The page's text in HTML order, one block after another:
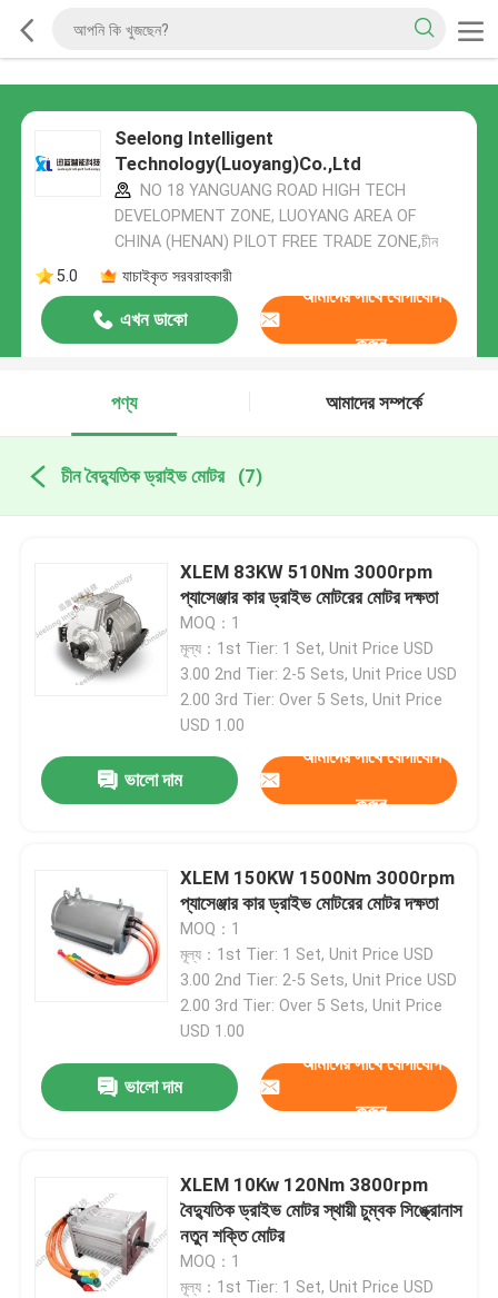
Seelong Intelligent
Technology(Luoyang)Co.,Ltd
NO 18 YANGUANG ROAD HIGH TECH
DEVELOPMENT ZONE, LUOYANG AREA OF
CHINA (HENAN) PILOT FREE TRADE ZONE,চীন
5.0
যাচাইকৃত সরবরাহকারী
এখন ডাকো
আমাদের সাথে যোগাযোগ
করুন
পণ্য আমাদের সম্পর্কে
চীন বৈদ্যুতিক ড্রাইভ মোটর (7)
XLEM 83KW 510Nm 3000rpm
প্যাসেঞ্জার কার ড্রাইভ মোটরের মোটর দক্ষতা
MOQ：1
মূল্য：1st Tier: 1 Set, Unit Price USD
3.00 2nd Tier: 2-5 Sets, Unit Price USD
2.00 3rd Tier: Over 5 Sets, Unit Price
USD 1.00
ভালো দাম
আমাদের সাথে যোগাযোগ
করুন
XLEM 150KW 1500Nm 3000rpm
প্যাসেঞ্জার কার ড্রাইভ মোটরের মোটর দক্ষতা
MOQ：1
মূল্য：1st Tier: 1 Set, Unit Price USD
3.00 2nd Tier: 2-5 Sets, Unit Price USD
2.00 3rd Tier: Over 5 Sets, Unit Price
USD 1.00
ভালো দাম
আমাদের সাথে যোগাযোগ
করুন
XLEM 10Kw 120Nm 3800rpm
বৈদ্যুতিক ড্রাইভ মোটর স্থায়ী চুম্বক সিঙ্ক্রোনাস
নতুন শক্তি মোটর
MOQ：1
মূল্য：1st Tier: 1 Set, Unit Price USD